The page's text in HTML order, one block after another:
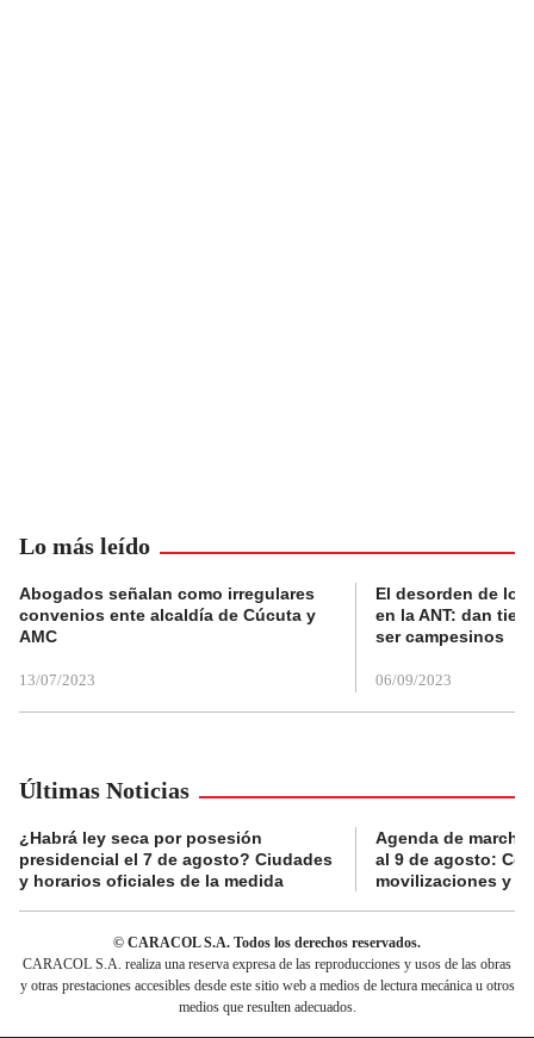
Lo más leído
Abogados señalan como irregulares
convenios ente alcaldía de Cúcuta y
AMC
13/07/2023
El desorden de
en la ANT: dan
ser campesinos
06/09/2023
Últimas Noticias
¿Habrá ley seca por posesión
presidencial el 7 de agosto? Ciudades
y horarios oficiales de la medida
Agenda de
al 9 de agosto:
movilizaciones y
© CARACOL S.A. Todos los derechos reservados.
CARACOL S.A. realiza una reserva expresa de las reproducciones y usos de las obras
y otras prestaciones accesibles desde este sitio web a medios de lectura mecánica u otros
medios que resulten adecuados.